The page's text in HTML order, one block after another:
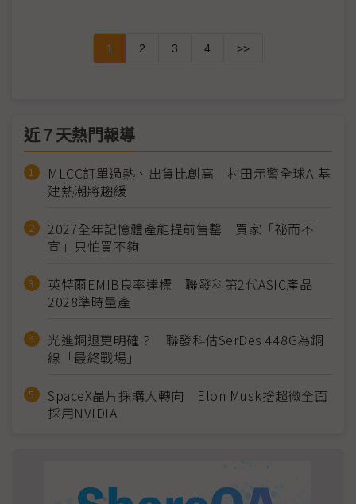
1 2 3 4 >>
近７天熱門報導
MLCC訂單過熱、出貨比創高 村田示警全球AI基
建熱潮將趨緩
2027全年記憶體產能提前售罄 買家「祕而不
宣」只怕買不夠
英特爾EMIB良率達標 聯發科第2代ASIC產品
2028準時量產
光進銅退更明確？ 聯發科估SerDes 448G為銅
線「最終戰場」
SpaceX晶片採購大轉向 Elon Musk捨超微全面
採用NVIDIA